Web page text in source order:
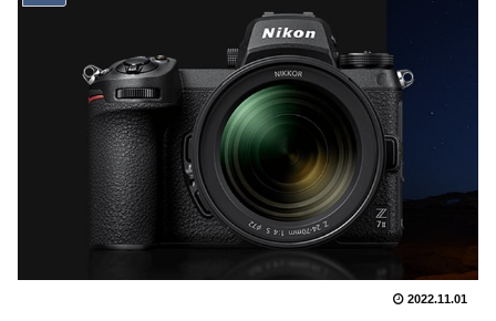
2022.11.01